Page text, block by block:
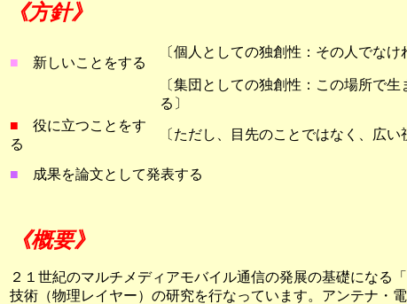
《方針》
■ 新しいことをする
〔個人としての独創性：その人でなけ
〔集団としての独創性：この場所で
る〕
■ 役に立つことをす
る
〔ただし、目先のことではなく、広い
■ 成果を論文として発表する
《概要》
２１世紀のマルチメディアモバイル通信の発展の基礎になる
技術（物理レイヤー）の研究を行なっています。アンテナ・